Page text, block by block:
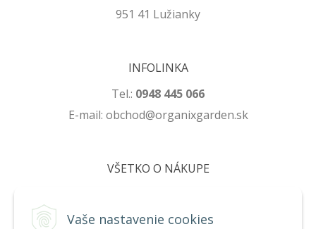
Vaše nastavenie cookies
951 41 Lužianky
INFOLINKA
Tel.: 0948 445 066
E-mail: obchod@organixgarden.sk
VŠETKO O NÁKUPE
Ochrana súkromia